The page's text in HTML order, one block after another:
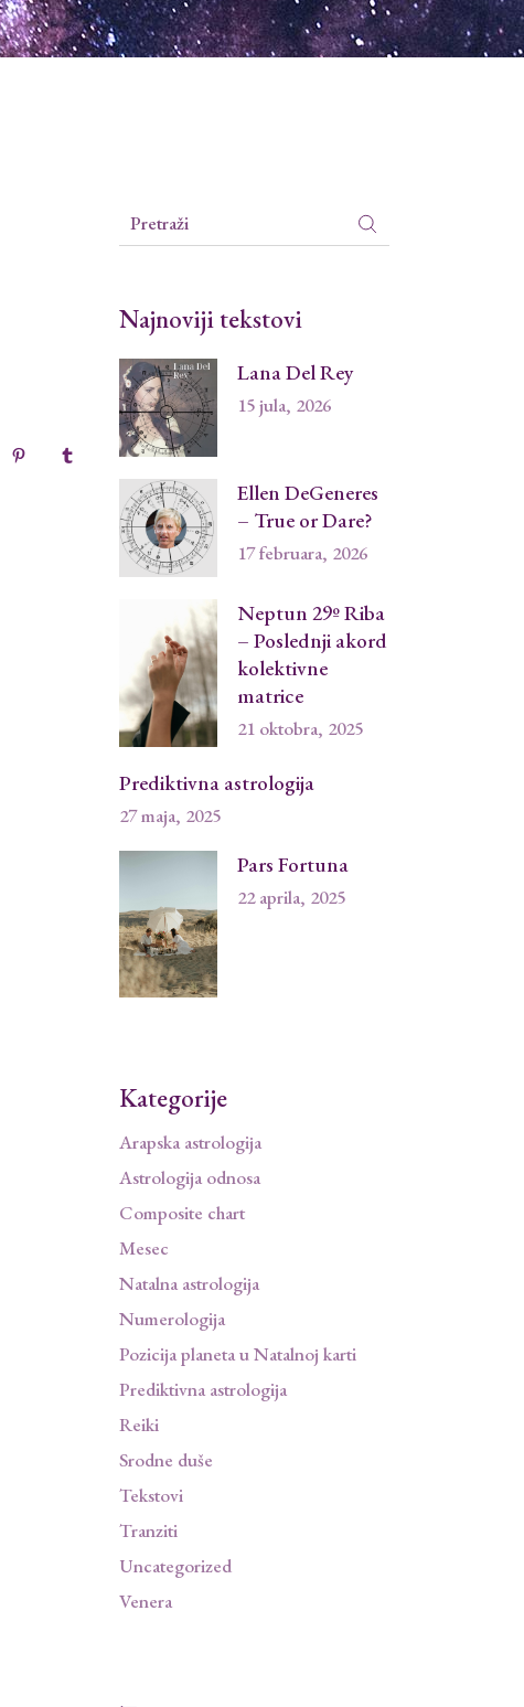
for:
Najnoviji tekstovi
Lana Del Rey
15 jula, 2026
Ellen DeGeneres
– True or Dare?
17 februara, 2026
Neptun 29º Riba
– Poslednji akord
kolektivne
matrice
21 oktobra, 2025
Prediktivna astrologija
27 maja, 2025
Pars Fortuna
22 aprila, 2025
Kategorije
Arapska astrologija
Astrologija odnosa
Composite chart
Mesec
Natalna astrologija
Numerologija
Pozicija planeta u Natalnoj karti
Prediktivna astrologija
Reiki
Srodne duše
Tekstovi
Tranziti
Uncategorized
Venera